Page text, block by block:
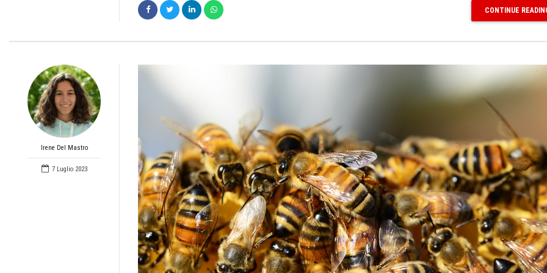
CONTINUE
Irene Del Mastro
7 Luglio 2023